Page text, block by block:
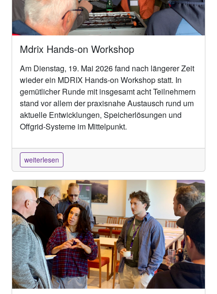
Mdrix Hands-on Workshop
Am Dienstag, 19. Mai 2026 fand nach längerer Zeit
wieder ein MDRIX Hands-on Workshop statt. In
gemütlicher Runde mit insgesamt acht Teilnehmern
stand vor allem der praxisnahe Austausch rund um
aktuelle Entwicklungen, Speicherlösungen und
Offgrid-Systeme im Mittelpunkt.
weiterlesen